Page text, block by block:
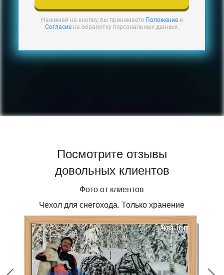
Нажимая на кнопку, вы принимаете Положениеи
Согласиена обработку персональных данных.
Посмотрите отзывы
довольных клиентов
Фото от клиентов
Чехол для снегохода. Только хранение